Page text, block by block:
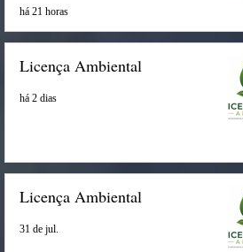
há 21 horas
Licença Ambiental
há 2 dias
Licença Ambiental
31 de jul.